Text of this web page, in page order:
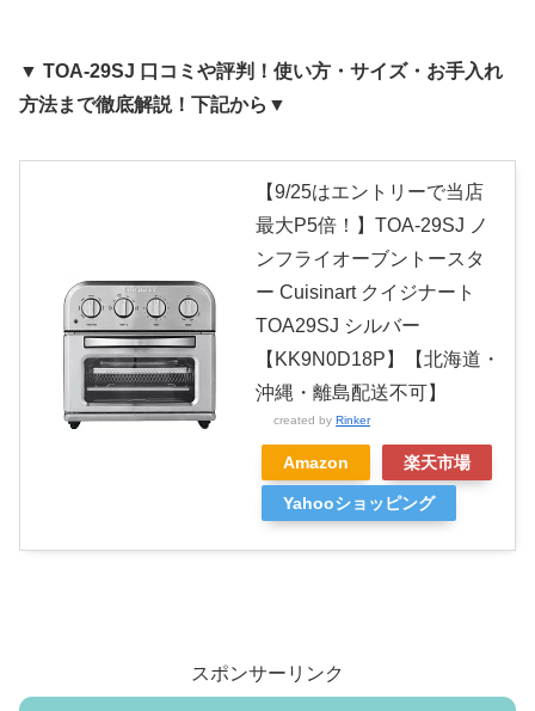
▼ TOA-29SJ 口コミや評判！使い方・サイズ・お手入れ
方法まで徹底解説！下記から▼
【9/25はエントリーで当店
最大P5倍！】TOA-29SJ ノ
ンフライオーブントースタ
ー Cuisinart クイジナート
TOA29SJ シルバー
【KK9N0D18P】【北海道・
沖縄・離島配送不可】
created by Rinker
Amazon 楽天市場
Yahooショッピング
スポンサーリンク